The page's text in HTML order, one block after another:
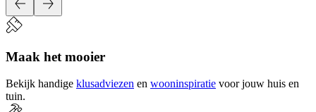
Maak het mooier
Bekijk handige klusadviezen en wooninspiratie voor jouw huis en
tuin.